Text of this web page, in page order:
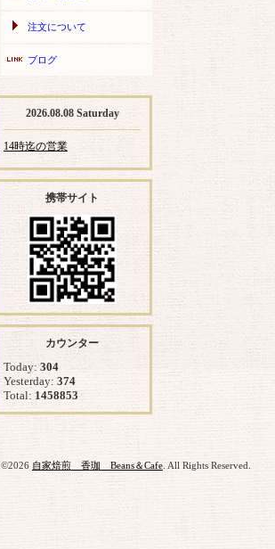
注文について
ブログ
2026.08.08 Saturday
14時迄の営業
携帯サイト
カウンター
Today: 304
Yesterday: 374
Total: 1458853
©2026 自家焙煎 香珈 Beans＆Cafe . All Rights Reserved.